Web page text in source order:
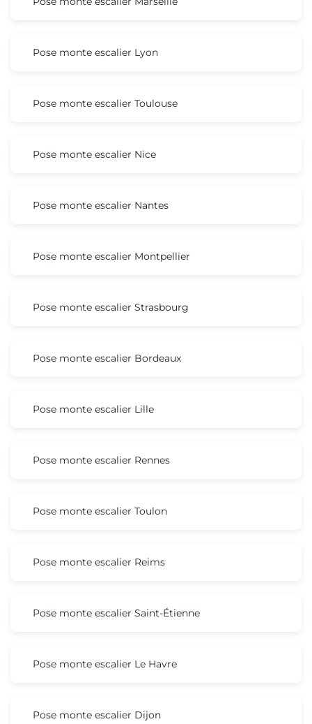
Pose monte escalier Lyon
Pose monte escalier Toulouse
Pose monte escalier Nice
Pose monte escalier Nantes
Pose monte escalier Montpellier
Pose monte escalier Strasbourg
Pose monte escalier Bordeaux
Pose monte escalier Lille
Pose monte escalier Rennes
Pose monte escalier Toulon
Pose monte escalier Reims
Pose monte escalier Saint-Étienne
Pose monte escalier Le Havre
Pose monte escalier Dijon